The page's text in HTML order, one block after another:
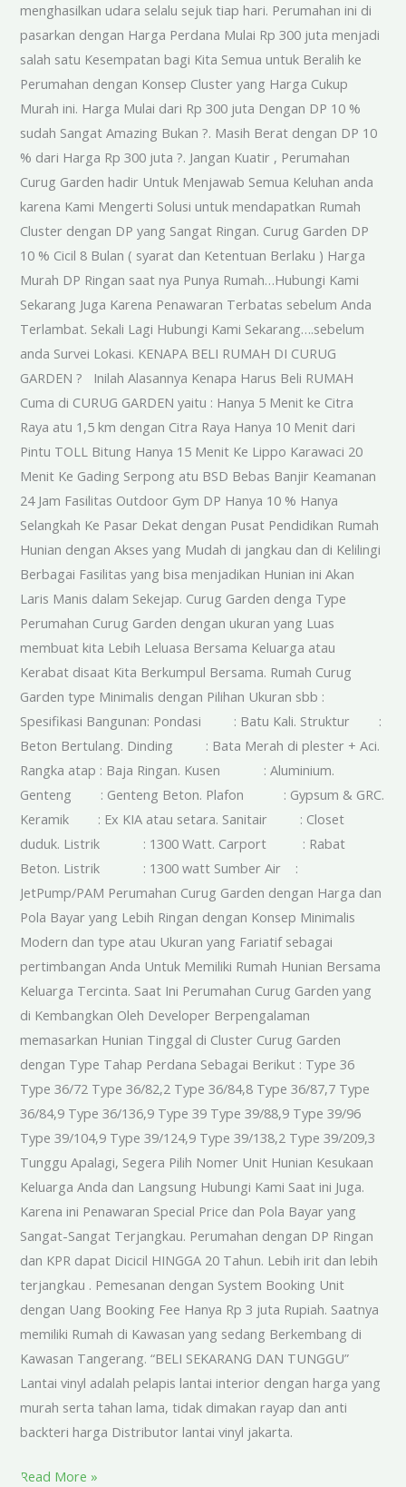
menghasilkan udara selalu sejuk tiap hari. Perumahan ini di
pasarkan dengan Harga Perdana Mulai Rp 300 juta menjadi
salah satu Kesempatan bagi Kita Semua untuk Beralih ke
Perumahan dengan Konsep Cluster yang Harga Cukup
Murah ini. Harga Mulai dari Rp 300 juta Dengan DP 10 %
sudah Sangat Amazing Bukan ?. Masih Berat dengan DP 10
% dari Harga Rp 300 juta ?. Jangan Kuatir , Perumahan
Curug Garden hadir Untuk Menjawab Semua Keluhan anda
karena Kami Mengerti Solusi untuk mendapatkan Rumah
Cluster dengan DP yang Sangat Ringan. Curug Garden DP
10 % Cicil 8 Bulan ( syarat dan Ketentuan Berlaku ) Harga
Murah DP Ringan saat nya Punya Rumah…Hubungi Kami
Sekarang Juga Karena Penawaran Terbatas sebelum Anda
Terlambat. Sekali Lagi Hubungi Kami Sekarang….sebelum
anda Survei Lokasi. KENAPA BELI RUMAH DI CURUG
GARDEN ? Inilah Alasannya Kenapa Harus Beli RUMAH
Cuma di CURUG GARDEN yaitu : Hanya 5 Menit ke Citra
Raya atu 1,5 km dengan Citra Raya Hanya 10 Menit dari
Pintu TOLL Bitung Hanya 15 Menit Ke Lippo Karawaci 20
Menit Ke Gading Serpong atu BSD Bebas Banjir Keamanan
24 Jam Fasilitas Outdoor Gym DP Hanya 10 % Hanya
Selangkah Ke Pasar Dekat dengan Pusat Pendidikan Rumah
Hunian dengan Akses yang Mudah di jangkau dan di Kelilingi
Berbagai Fasilitas yang bisa menjadikan Hunian ini Akan
Laris Manis dalam Sekejap. Curug Garden denga Type
Perumahan Curug Garden dengan ukuran yang Luas
membuat kita Lebih Leluasa Bersama Keluarga atau
Kerabat disaat Kita Berkumpul Bersama. Rumah Curug
Garden type Minimalis dengan Pilihan Ukuran sbb :
Spesifikasi Bangunan: Pondasi : Batu Kali. Struktur :
Beton Bertulang. Dinding : Bata Merah di plester + Aci.
Rangka atap : Baja Ringan. Kusen : Aluminium.
Genteng : Genteng Beton. Plafon : Gypsum & GRC.
Keramik : Ex KIA atau setara. Sanitair : Closet
duduk. Listrik : 1300 Watt. Carport : Rabat
Beton. Listrik : 1300 watt Sumber Air :
JetPump/PAM Perumahan Curug Garden dengan Harga dan
Pola Bayar yang Lebih Ringan dengan Konsep Minimalis
Modern dan type atau Ukuran yang Fariatif sebagai
pertimbangan Anda Untuk Memiliki Rumah Hunian Bersama
Keluarga Tercinta. Saat Ini Perumahan Curug Garden yang
di Kembangkan Oleh Developer Berpengalaman
memasarkan Hunian Tinggal di Cluster Curug Garden
dengan Type Tahap Perdana Sebagai Berikut : Type 36
Type 36/72 Type 36/82,2 Type 36/84,8 Type 36/87,7 Type
36/84,9 Type 36/136,9 Type 39 Type 39/88,9 Type 39/96
Type 39/104,9 Type 39/124,9 Type 39/138,2 Type 39/209,3
Tunggu Apalagi, Segera Pilih Nomer Unit Hunian Kesukaan
Keluarga Anda dan Langsung Hubungi Kami Saat ini Juga.
Karena ini Penawaran Special Price dan Pola Bayar yang
Sangat-Sangat Terjangkau. Perumahan dengan DP Ringan
dan KPR dapat Dicicil HINGGA 20 Tahun. Lebih irit dan lebih
terjangkau . Pemesanan dengan System Booking Unit
dengan Uang Booking Fee Hanya Rp 3 juta Rupiah. Saatnya
memiliki Rumah di Kawasan yang sedang Berkembang di
Kawasan Tangerang. “BELI SEKARANG DAN TUNGGU”
Lantai vinyl adalah pelapis lantai interior dengan harga yang
murah serta tahan lama, tidak dimakan rayap dan anti
backteri harga Distributor lantai vinyl jakarta.
Read More »